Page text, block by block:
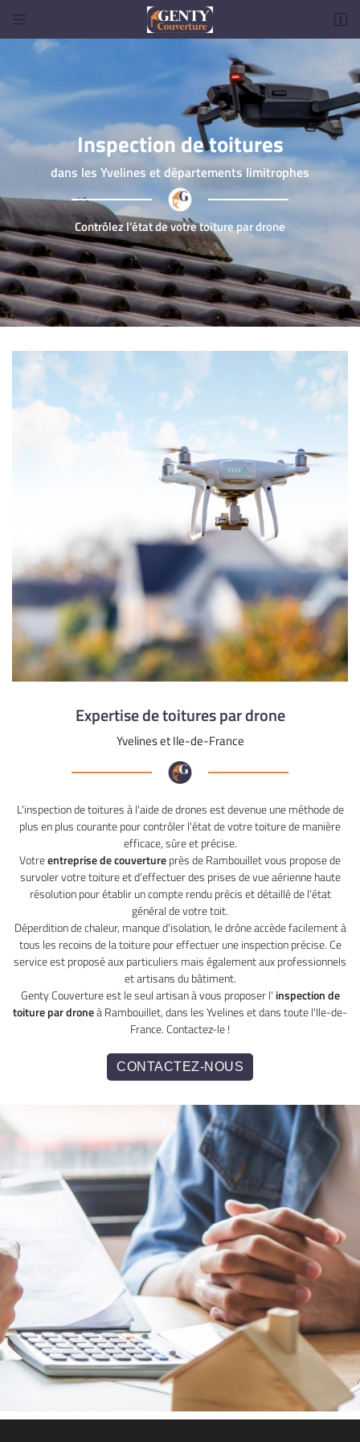
 
78660 Saint-Martin-de-Bréthencourt
 Adresse email de réception
 Code Captcha
Rafraîchir le captcha
En cochant cette case, vous consentez à recevoir nos propositions commerciales à
l'adresse email indiqué ci-dessus. Vous pouvez vous désinscrire à tout moment en
utilisant
Inscription
Inspection de toitures
dans les Yvelines et départements limitrophes
Contrôlez l'état de votre toiture par drone
Expertise de toitures par drone
Yvelines et Ile-de-France
L'inspection de toitures à l'aide de drones est devenue une méthode de
plus en plus courante pour contrôler l'état de votre toiture de manière
efficace, sûre et précise.
Votreentreprise de couvertureprès de Rambouillet vous propose de
survoler votre toiture et d'effectuer des prises de vue aérienne haute
résolution pour établir un compte rendu précis et détaillé de l'état
général de votre toit.
Déperdition de chaleur, manque d'isolation, le drône accède facilement à
tous les recoins de la toiture pour effectuer une inspection précise. Ce
service est proposé aux particuliers mais également aux professionnels
et artisans du bâtiment.
Genty Couverture est le seul artisan à vous proposer l' inspection de
toiture par droneà Rambouillet, dans les Yvelines et dans toute l'Ile-de-
France. Contactez-le !
CONTACTEZ-NOUS